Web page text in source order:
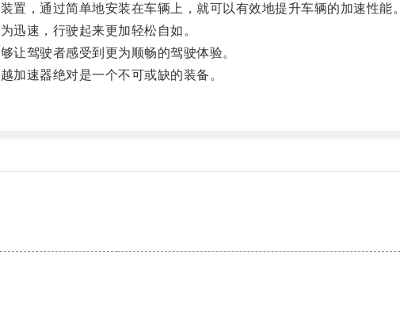
，通过简单地安装在车辆上，就可以有效地提升车辆的加速性能。
速，行驶起来更加轻松自如。
驾驶者感受到更为顺畅的驾驶体验。
速器绝对是一个不可或缺的装备。